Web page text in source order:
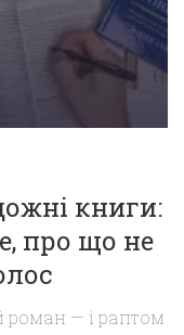
книги:
про що не
— і раптом